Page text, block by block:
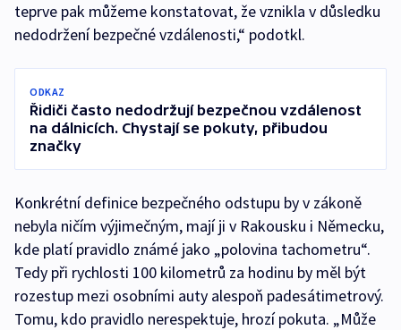
teprve pak můžeme konstatovat, že vznikla v důsledku
nedodržení bezpečné vzdálenosti,“ podotkl.
ODKAZ
Řidiči často nedodržují bezpečnou vzdálenost
na dálnicích. Chystají se pokuty, přibudou
značky
Konkrétní definice bezpečného odstupu by v zákoně
nebyla ničím výjimečným, mají ji v Rakousku i Německu,
kde platí pravidlo známé jako „polovina tachometru“.
Tedy při rychlosti 100 kilometrů za hodinu by měl být
rozestup mezi osobními auty alespoň padesátimetrový.
Tomu, kdo pravidlo nerespektuje, hrozí pokuta. „Může